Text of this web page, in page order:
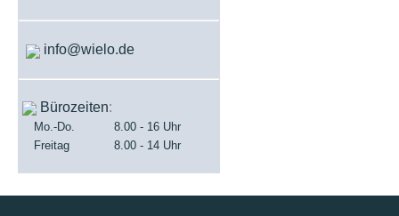
info@wielo.de
Bürozeiten:
Mo.-Do.
8.00 - 16 Uhr
Freitag
8.00 - 14 Uhr